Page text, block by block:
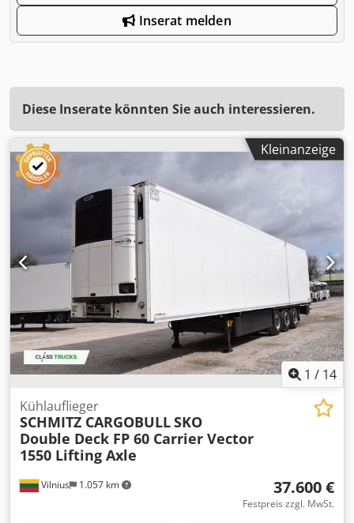
Inserat melden
Diese Inserate könnten Sie auch interessieren.
Kleinanzeige
1 / 14
Vilnius 1.057 km
Kühlauflieger
SCHMITZ CARGOBULLSKO
Double Deck FP 60 Carrier Vector
1550 Lifting Axle
37.600 €
Festpreis zzgl. MwSt.